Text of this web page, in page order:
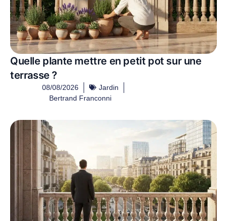
Quelle plante mettre en petit pot sur une
terrasse ?
08/08/2026
Jardin
Bertrand Franconni